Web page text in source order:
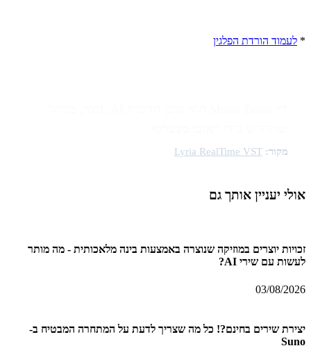
* לעמוד הורדת הפלגין
מקור: Lyria RealTime VST
אולי יעניין אותך גם
זכויות יוצרים במוזיקה שנוצרה באמצעות בינה מלאכותית - מה מותר
לעשות עם שירי AI?
03/08/2026
יצירת שירים בחינם?! כל מה שצריך לדעת על המתחרה המבטיח ב-
Suno